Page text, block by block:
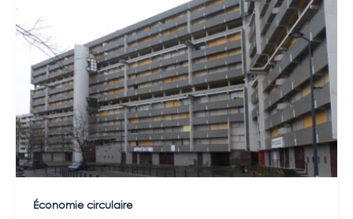
Économie circulaire